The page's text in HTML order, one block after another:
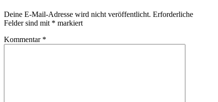
Deine E-Mail-Adresse wird nicht veröffentlicht. Erforderliche
Felder sind mit * markiert
Kommentar *